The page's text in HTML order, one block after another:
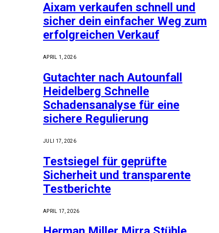
Aixam verkaufen schnell und
sicher dein einfacher Weg zum
erfolgreichen Verkauf
APRIL 1, 2026
Gutachter nach Autounfall
Heidelberg Schnelle
Schadensanalyse für eine
sichere Regulierung
JULI 17, 2026
Testsiegel für geprüfte
Sicherheit und transparente
Testberichte
APRIL 17, 2026